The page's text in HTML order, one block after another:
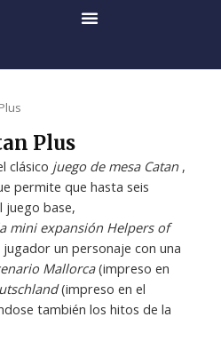
Plus
clásico juego de mesa Catan ,
permite que hasta seis
juego base,
mini expansión Helpers of
un personaje con una
Mallorca(impreso en
(impreso en el
también los hitos de la